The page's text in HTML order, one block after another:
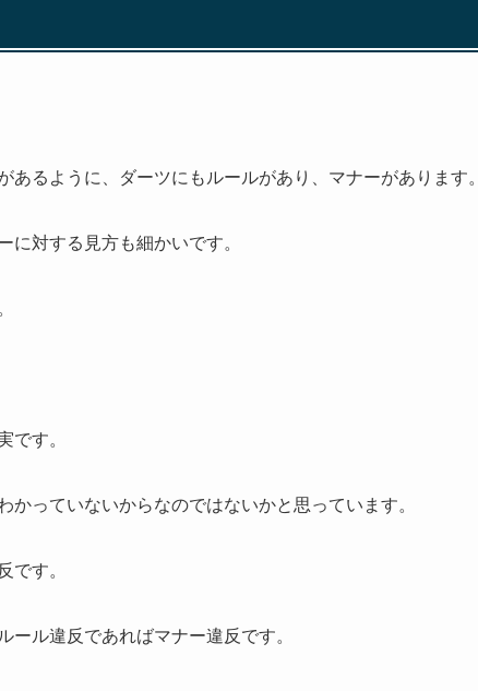
るように、ダーツにもルールがあり、マナーがあります。
に対する見方も細かいです。
です。
っていないからなのではないかと思っています。
です。
ル違反であればマナー違反です。